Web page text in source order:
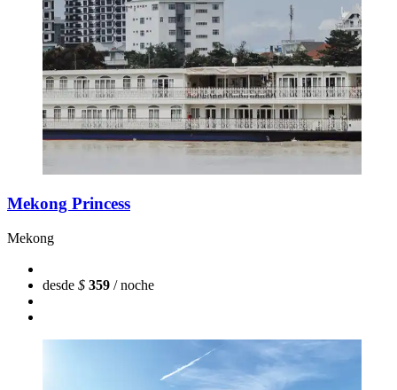
Mekong Princess
Mekong
desde $ 359 / noche